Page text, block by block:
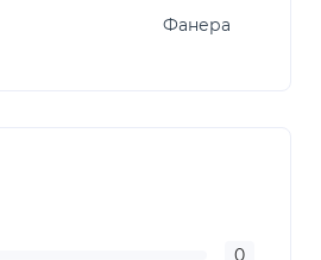
Фанера
0